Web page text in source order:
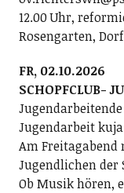
12.00 Uhr,
Rosengarten,
FR, 02.10.2026
SCHOPFCLUB-
Jugendarbeit kuja
Am Freitagabend
Jugendlichen der
Ob Musik hören,